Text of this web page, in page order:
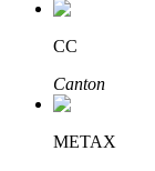
CC
Canton
METAX